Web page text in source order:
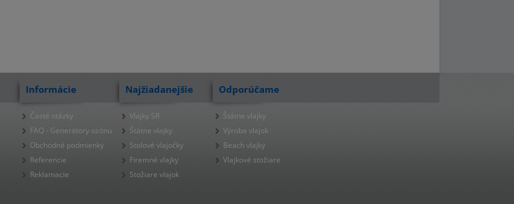
Informácie
Časté otázky
FAQ - Generátory ozónu
Obchodné podmienky
Referencie
Reklamacie
Najžiadanejšie
Vlajky SR
Štátne vlajky
Stolové vlajočky
Firemné vlajky
Stožiare vlajok
Odporúčame
Štátne vlajky
Výroba vlajok
Beach vlajky
Vlajkové stožiare